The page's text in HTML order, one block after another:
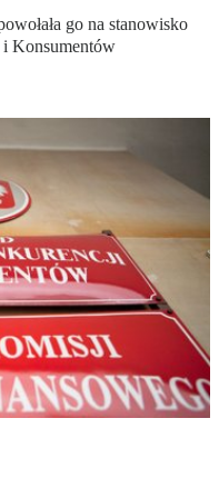
go na stanowisko
Konsumentów